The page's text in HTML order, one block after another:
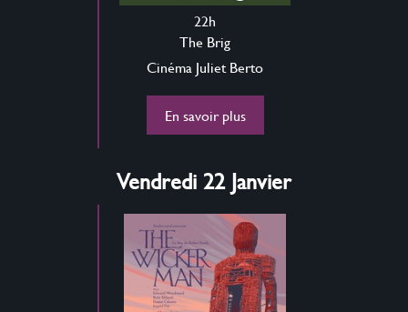
22h
The Brig
Cinéma Juliet Berto
En savoir plus
Vendredi 22 Janvier